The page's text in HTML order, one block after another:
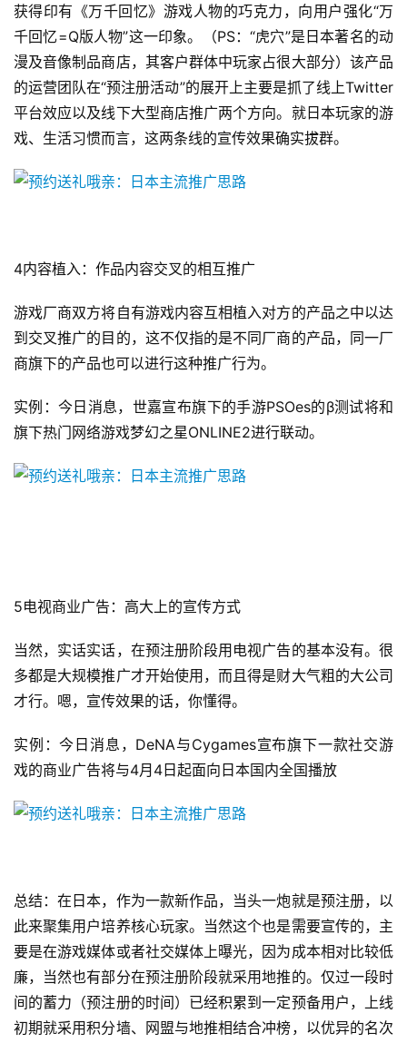
2
5
第
十
三
届
金
茶
奖
7
月
3
0
日
游
茶
上
站
中
文
中
获得印有《万千回忆》游戏人物的巧克力，向用户强化“万
千回忆=Q版人物”这一印象。（PS：“虎穴”是日本著名的动
漫及音像制品商店，其客户群体中玩家占很大部分）该产品
的运营团队在“预注册活动”的展开上主要是抓了线上Twitter
平台效应以及线下大型商店推广两个方向。就日本玩家的游
戏、生活习惯而言，这两条线的宣传效果确实拔群。
4内容植入：作品内容交叉的相互推广
游戏厂商双方将自有游戏内容互相植入对方的产品之中以达
到交叉推广的目的，这不仅指的是不同厂商的产品，同一厂
商旗下的产品也可以进行这种推广行为。
实例：今日消息，世嘉宣布旗下的手游PSOes的β测试将和
旗下热门网络游戏梦幻之星ONLINE2进行联动。
5电视商业广告：高大上的宣传方式
当然，实话实话，在预注册阶段用电视广告的基本没有。很
多都是大规模推广才开始使用，而且得是财大气粗的大公司
才行。嗯，宣传效果的话，你懂得。
实例：今日消息，DeNA与Cygames宣布旗下一款社交游
戏的商业广告将与4月4日起面向日本国内全国播放
总结：在日本，作为一款新作品，当头一炮就是预注册，以
此来聚集用户培养核心玩家。当然这个也是需要宣传的，主
要是在游戏媒体或者社交媒体上曝光，因为成本相对比较低
廉，当然也有部分在预注册阶段就采用地推的。仅过一段时
间的蓄力（预注册的时间）已经积累到一定预备用户，上线
初期就采用积分墙、网盟与地推相结合冲榜，以优异的名次